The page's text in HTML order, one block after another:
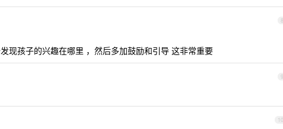
8
现孩子的兴趣在哪里 ，然后多加鼓励和引导 这非常重要
9
10